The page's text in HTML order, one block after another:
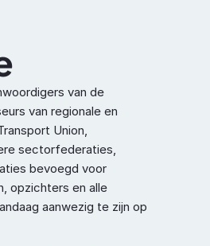
van de
van regionale en
Union,
sectorfederaties,
bevoegd voor
opzichters en alle
aanwezig te zijn op